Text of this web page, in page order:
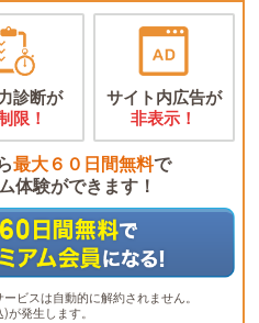
診断が
限！
サイト内広告が
非表示！
最大６０日間無料で
体験ができます！
ビスは自動的に解約されません。
発生します。